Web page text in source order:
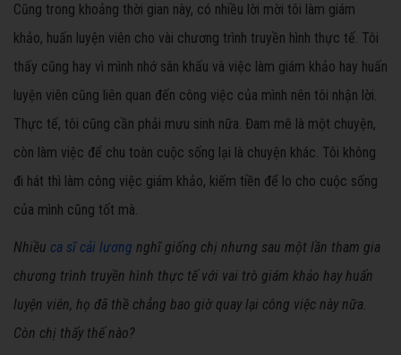
Cũng trong khoảng thời gian này, có nhiều lời mời tôi làm giám
khảo, huấn luyện viên cho vài chương trình truyền hình thực tế. Tôi
thấy cũng hay vì mình nhớ sân khấu và việc làm giám khảo hay huấn
luyện viên cũng liên quan đến công việc của mình nên tôi nhận lời.
Thực tế, tôi cũng cần phải mưu sinh nữa. Đam mê là một chuyện,
còn làm việc để chu toàn cuộc sống lại là chuyện khác. Tôi không
đi hát thì làm công việc giám khảo, kiếm tiền để lo cho cuộc sống
của mình cũng tốt mà.
Nhiều ca sĩ cải lương nghĩ giống chị nhưng sau một lần tham gia
chương trình truyền hình thực tế với vai trò giám khảo hay huấn
luyện viên, họ đã thề chẳng bao giờ quay lại công việc này nữa.
Còn chị thấy thế nào?